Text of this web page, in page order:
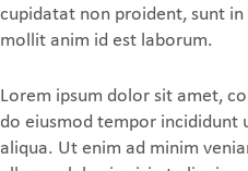
cupidatat non proident, sunt
mollit anim id est laborum.
Lorem ipsum dolor sit amet,
do eiusmod tempor incididunt
aliqua. Ut enim ad minim